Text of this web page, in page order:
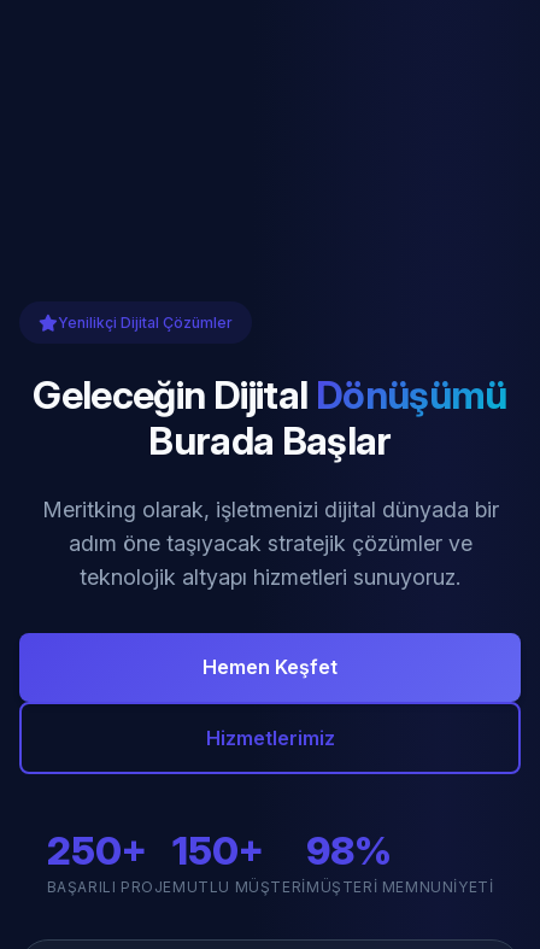
Yenilikçi Dijital Çözümler
Geleceğin Dijital Dönüşümü
Burada Başlar
Meritking olarak, işletmenizi dijital dünyada bir
adım öne taşıyacak stratejik çözümler ve
teknolojik altyapı hizmetleri sunuyoruz.
Hemen Keşfet
Hizmetlerimiz
250+
BAŞARILI PROJE
150+
MUTLU MÜŞTERI
98%
MÜŞTERI MEMNUNIYETI